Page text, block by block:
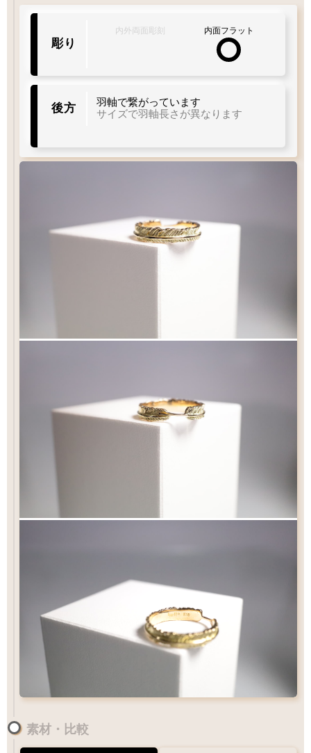
Q&A リングサイズガイド
14号
彫り
内外両面彫刻 内面フラット
後方
羽軸で繋がっています
サイズで羽軸長さが異なります
素材・比較